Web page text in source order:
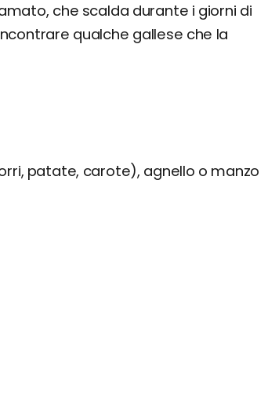
che scalda durante i giorni di
qualche gallese che la
patate, carote), agnello o manzo